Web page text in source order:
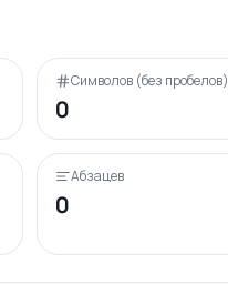
Символов (без пробелов)
0
Абзацев
0